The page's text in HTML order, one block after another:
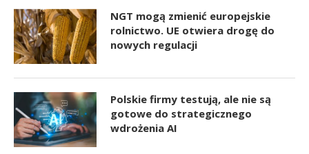
NGT mogą zmienić europejskie
rolnictwo. UE otwiera drogę do
nowych regulacji
Polskie firmy testują, ale nie są
gotowe do strategicznego
wdrożenia AI